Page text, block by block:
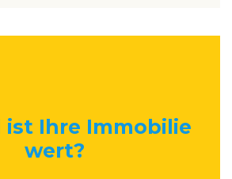
ist Ihre Immobilie
wert?